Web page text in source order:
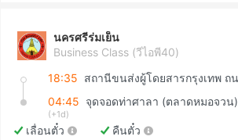
นครศรีร่มเย็น
Business Class (วีไอพี40)
18:35
04:45 จุดจอดท่าศาลา (ตลาดหมอจวน)
(+1d)
เลื่อนตั๋ว คืนตั๋ว